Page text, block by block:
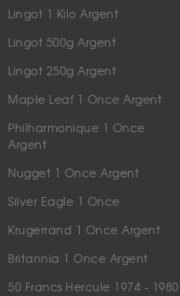
Lingot 1 Kilo Argent
Lingot 500g Argent
Lingot 250g Argent
Maple Leaf 1 Once Argent
Philharmonique 1 Once
Argent
Nugget 1 Once Argent
Silver Eagle 1 Once
Krugerrand 1 Once Argent
Britannia 1 Once Argent
50 Francs Hercule 1974 - 1980